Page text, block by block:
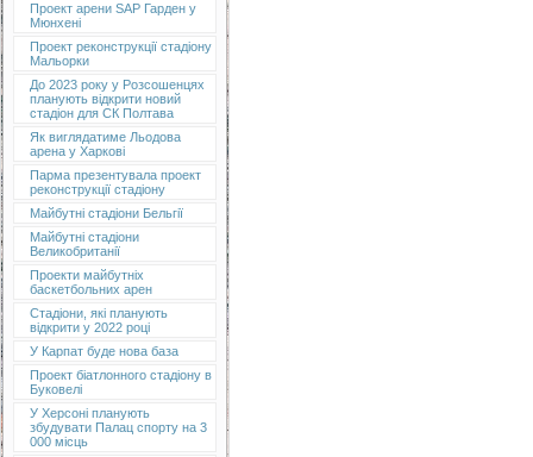
Проект арени SAP Гарден у
Мюнхені
Проект реконструкції стадіону
Мальорки
До 2023 року у Розсошенцях
планують відкрити новий
стадіон для СК Полтава
Як виглядатиме Льодова
арена у Харкові
Парма презентувала проект
реконструкції стадіону
Майбутні стадіони Бельгії
Майбутні стадіони
Великобританії
Проекти майбутніх
баскетбольних арен
Стадіони, які планують
відкрити у 2022 році
У Карпат буде нова база
Проект біатлонного стадіону в
Буковелі
У Херсоні планують
збудувати Палац спорту на 3
000 місць